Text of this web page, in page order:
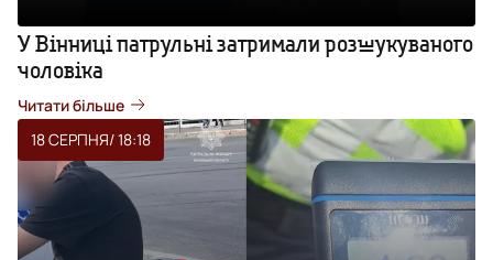
У Вінниці патрульні затримали розшукуваного
чоловіка
Читати більше
18 СЕРПНЯ/ 18:18